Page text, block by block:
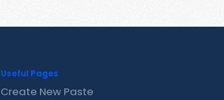
Useful Pages
Create New Paste